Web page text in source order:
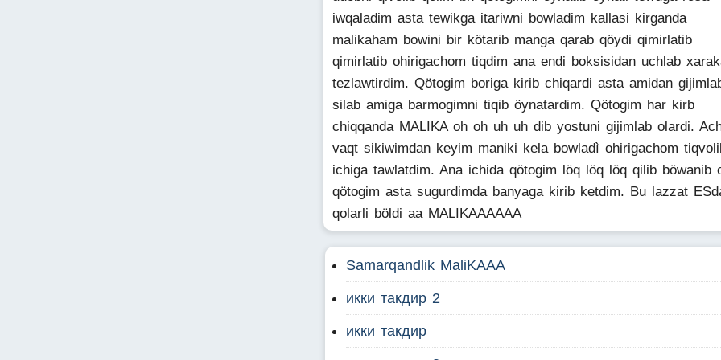
iwqaladim asta tewikga itariwni bowladim kallasi kirganda
malikaham bowini bir kötarib manga qarab qöydi qimirlatib
qimirlatib ohirigachom tiqdim ana endi boksisidan uchlab
tezlawtirdim. Qötogim boriga kirib chiqardi asta amidan
silab amiga barmogimni tiqib öynatardim. Qötogim har kirb
chiqqanda MALIKA oh oh uh uh dib yostuni gijimlab olardi.
vaqt sikiwimdan keyim maniki kela bowladì ohirigachom
ichiga tawlatdim. Ana ichida qötogim löq löq löq qilib böwanib
qötogim asta sugurdimda banyaga kirib ketdim. Bu lazzat
qolarli böldi aa MALIKAAAAAA
Samarqandlik MaliKAAA
икки такдир 2
икки такдир